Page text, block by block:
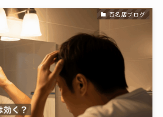
百名店ブログ